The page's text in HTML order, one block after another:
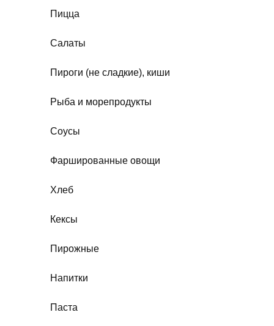
Пицца
Салаты
Пироги (не сладкие), киши
Рыба и морепродукты
Соусы
Фаршированные овощи
Хлеб
Кексы
Пирожные
Напитки
Паста